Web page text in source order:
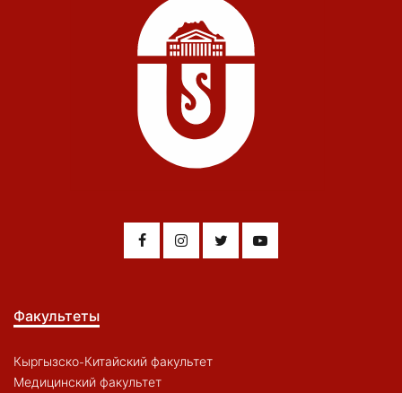
Факультеты
Кыргызско-Китайский факультет
Медицинский факультет